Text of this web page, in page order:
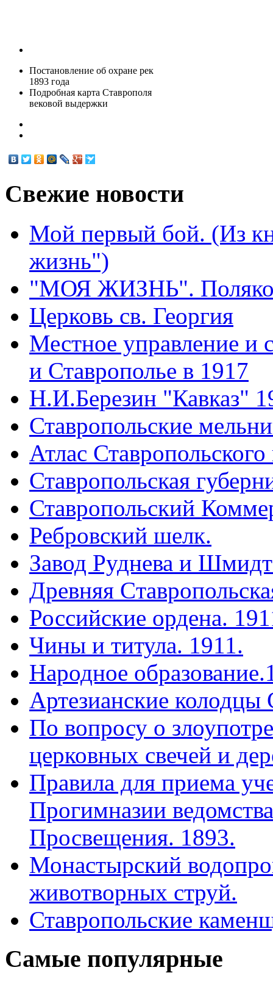
Постановление об охране рек
1893 года
Подробная карта Ставрополя
вековой выдержки
Свежие новости
Мой первый бой. (Из
жизнь")
"МОЯ ЖИЗНЬ".
Церковь св. Георгия
Местное управление и
и Ставрополье в 1917
Н.И.Березин "Кавказ"
Ставропольские
Атлас
Ставропольская
Ставропольский
Ребровский шелк.
Завод Руднева и
Древняя
Российские ордена.
Чины и титула. 1911.
Народное
Артезианские
По вопросу о
церковных свечей и
Правила для приема
Прогимназии
Просвещения. 1893.
Монастырский
животворных струй.
Ставропольские
Самые популярные